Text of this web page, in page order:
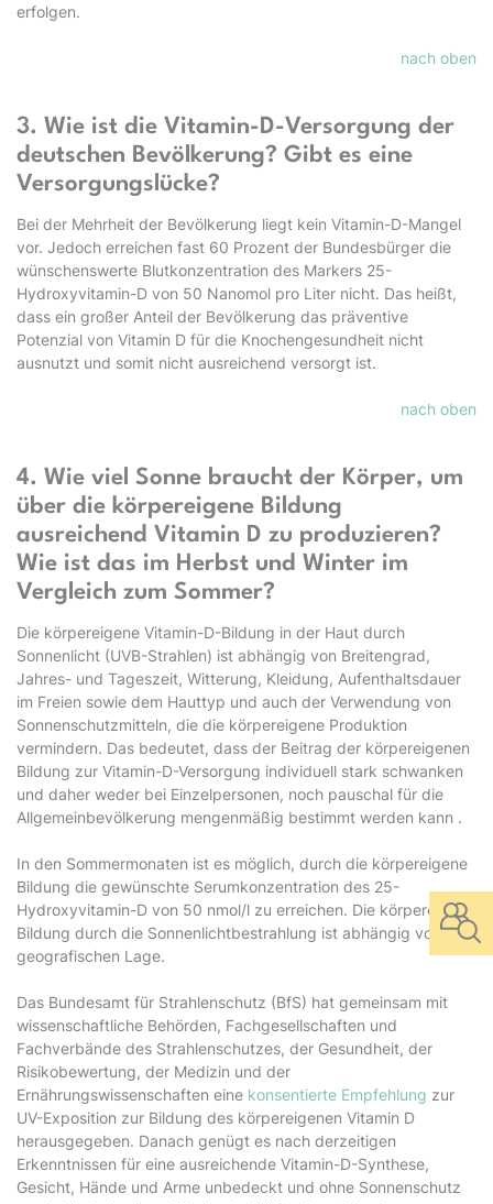
erfolgen.
nach oben
3. Wie ist die Vitamin-D-Versorgung der
deutschen Bevölkerung? Gibt es eine
Versorgungslücke?
Bei der Mehrheit der Bevölkerung liegt kein Vitamin-D-Mangel
vor. Jedoch erreichen fast 60 Prozent der Bundesbürger die
wünschenswerte Blutkonzentration des Markers 25-
Hydroxyvitamin-D von 50 Nanomol pro Liter nicht. Das heißt,
dass ein großer Anteil der Bevölkerung das präventive
Potenzial von Vitamin D für die Knochengesundheit nicht
ausnutzt und somit nicht ausreichend versorgt ist.
nach oben
4. Wie viel Sonne braucht der Körper, um
über die körpereigene Bildung
ausreichend Vitamin D zu produzieren?
Wie ist das im Herbst und Winter im
Vergleich zum Sommer?
Die körpereigene Vitamin-D-Bildung in der Haut durch
Sonnenlicht (UVB-Strahlen) ist abhängig von Breitengrad,
Jahres- und Tageszeit, Witterung, Kleidung, Aufenthaltsdauer
im Freien sowie dem Hauttyp und auch der Verwendung von
Sonnenschutzmitteln, die die körpereigene Produktion
vermindern. Das bedeutet, dass der Beitrag der körpereigenen
Bildung zur Vitamin-D-Versorgung individuell stark schwanken
und daher weder bei Einzelpersonen, noch pauschal für die
Allgemeinbevölkerung mengenmäßig bestimmt werden kann .
In den Sommermonaten ist es möglich, durch die körpereigene
Bildung die gewünschte Serumkonzentration des 25-
Hydroxyvitamin-D von 50 nmol/l zu erreichen. Die körpereigene
Bildung durch die Sonnenlichtbestrahlung ist abhängig von der
geografischen Lage.
Das Bundesamt für Strahlenschutz (BfS) hat gemeinsam mit
wissenschaftliche Behörden, Fachgesellschaften und
Fachverbände des Strahlenschutzes, der Gesundheit, der
Risikobewertung, der Medizin und der
Ernährungswissenschaften eine konsentierte Empfehlung zur
UV-Exposition zur Bildung des körpereigenen Vitamin D
herausgegeben. Danach genügt es nach derzeitigen
Erkenntnissen für eine ausreichende Vitamin-D-Synthese,
Gesicht, Hände und Arme unbedeckt und ohne Sonnenschutz